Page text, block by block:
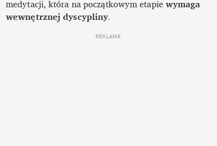
medytacji, która na początkowym etapie wymaga
wewnętrznej dyscypliny.
REKLAMA